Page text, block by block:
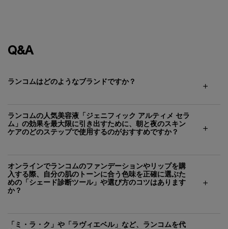
Q&A
ランコムはどのようなブランドですか？
ランコムの人気美容液「ジェニフィック アルティメ セラ
ム」の効果を最大限に引き出すために、朝と夜のスキン
ケアのどのステップで使用するのがおすすめですか？
オンラインでランコムのファンデーションやリップを購
入する際、自分の肌のトーンに合う色味を正確に選ぶた
めの「シェード診断ツール」や選び方のコツはあります
か？
「ミ・ラ・ク」や「ラヴィエベル」など、ランコムを代